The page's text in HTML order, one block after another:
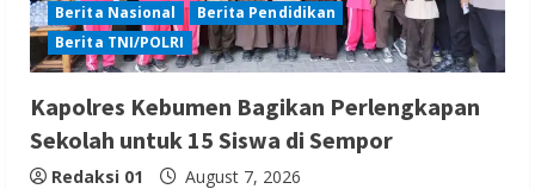
Berita Nasional
Berita Pendidikan
Berita TNI/POLRI
Kapolres Kebumen Bagikan Perlengkapan
Sekolah untuk 15 Siswa di Sempor
Redaksi 01 August 7, 2026